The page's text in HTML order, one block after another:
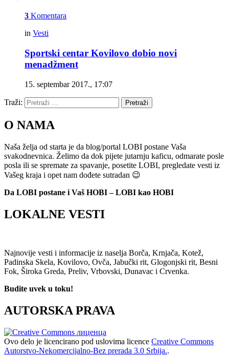
3 Komentara
in Vesti
Sportski centar Kovilovo dobio novi
menadžment
15. septembar 2017., 17:07
Traži: Pretraži
O NAMA
Naša želja od starta je da blog/portal LOBI postane Vaša
svakodnevnica. Želimo da dok pijete jutarnju kaficu, odmarate posle
posla ili se spremate za spavanje, posetite LOBI, pregledate vesti iz
Vašeg kraja i opet nam dođete sutradan 😉
Da LOBI postane i Vaš HOBI – LOBI kao HOBI
LOKALNE VESTI
Najnovije vesti i informacije iz naselja Borča, Krnjača, Kotež,
Padinska Skela, Kovilovo, Ovča, Jabučki rit, Glogonjski rit, Besni
Fok, Široka Greda, Preliv, Vrbovski, Dunavac i Crvenka.
Budite uvek u toku!
AUTORSKA PRAVA
Ovo delo je licencirano pod uslovima licence Creative Commons
Autorstvo-Nekomercijalno-Bez prerada 3.0 Srbija..